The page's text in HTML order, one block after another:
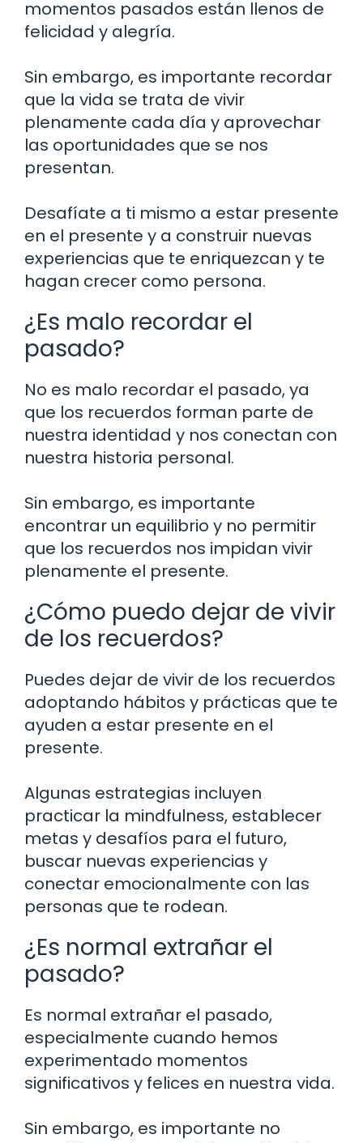
momentos pasados están llenos de
felicidad y alegría.
Sin embargo, es importante recordar
que la vida se trata de vivir
plenamente cada día y aprovechar
las oportunidades que se nos
presentan.
Desafíate a ti mismo a estar presente
en el presente y a construir nuevas
experiencias que te enriquezcan y te
hagan crecer como persona.
¿Es malo recordar el
pasado?
No es malo recordar el pasado, ya
que los recuerdos forman parte de
nuestra identidad y nos conectan con
nuestra historia personal.
Sin embargo, es importante
encontrar un equilibrio y no permitir
que los recuerdos nos impidan vivir
plenamente el presente.
¿Cómo puedo dejar de vivir
de los recuerdos?
Puedes dejar de vivir de los recuerdos
adoptando hábitos y prácticas que te
ayuden a estar presente en el
presente.
Algunas estrategias incluyen
practicar la mindfulness, establecer
metas y desafíos para el futuro,
buscar nuevas experiencias y
conectar emocionalmente con las
personas que te rodean.
¿Es normal extrañar el
pasado?
Es normal extrañar el pasado,
especialmente cuando hemos
experimentado momentos
significativos y felices en nuestra vida.
Sin embargo, es importante no